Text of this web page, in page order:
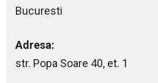
Bucuresti
Adresa:
str. Popa Soare 40, et. 1